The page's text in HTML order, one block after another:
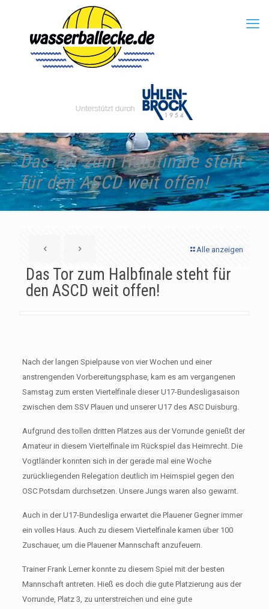
Das Tor zum Halbfinale steht
für den ASCD weit offen!
Alle anzeigen
Das Tor zum Halbfinale steht für
den ASCD weit offen!
Nach der langen Spielpause von vier Wochen und einer
anstrengenden Vorbereitungsphase, kam es am vergangenen
Samstag zum ersten Viertelfinale dieser U17-Bundesligasaison
zwischen dem SSV Plauen und unserer U17 des ASC Duisburg.
Aufgrund des tollen dritten Platzes aus der Vorrunde genießt der
Amateur in diesem Viertelfinale im Rückspiel das Heimrecht. Die
Vogtländer konnten sich in der gerade mal eine Woche
zurückliegenden Relegation deutlich im Heimspiel gegen den
OSC Potsdam durchsetzen. Unsere Jungs waren also gewarnt.
Auch in der U17-Bundesliga erwartet die Plauener Gegner immer
ein volles Haus. Auch zu diesem Viertelfinale kamen über 100
Zuschauer, um die Plauener Mannschaft anzufeuern.
Trainer Frank Lerner konnte zu diesem Spiel mit der besten
Mannschaft antreten. Hieß es doch die gute Platzierung aus der
Vorrunde, Platz 3, zu unterstreichen und eine gute